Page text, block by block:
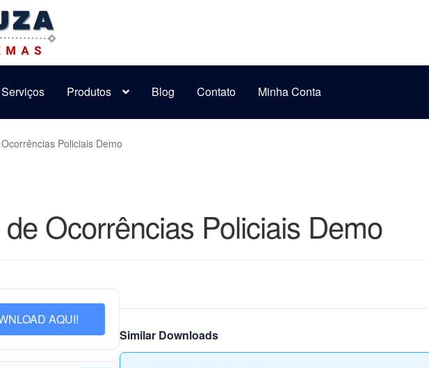
Serviços Produtos Blog Contato Minha Conta
Policiais Demo
Ocorrências Policiais Demo
AQUI!
Similar Downloads